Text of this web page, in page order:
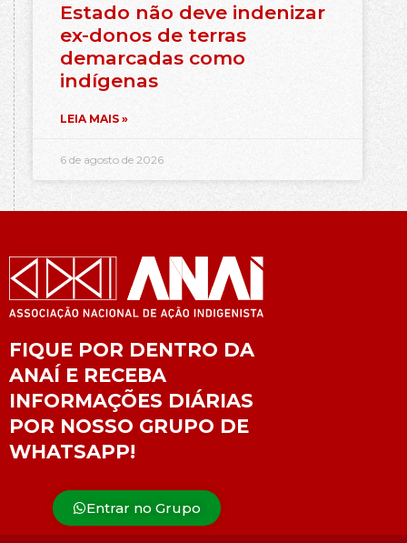
Estado não deve indenizar
ex-donos de terras
demarcadas como
indígenas
LEIA MAIS »
6 de agosto de 2026
FIQUE POR DENTRO DA
ANAÍ E RECEBA
INFORMAÇÕES DIÁRIAS
POR NOSSO GRUPO DE
WHATSAPP!
Entrar no Grupo